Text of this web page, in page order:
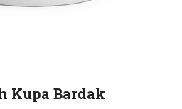
Kupa Bardak